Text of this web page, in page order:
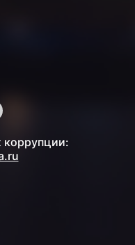
коррупции: